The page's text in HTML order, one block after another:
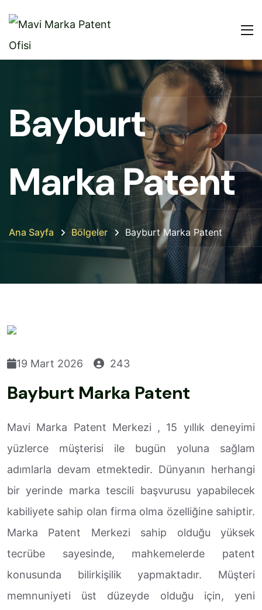
Bayburt
Marka Patent
Ana Sayfa Bölgeler Bayburt Marka Patent
19 Mart 2026 243
Bayburt Marka Patent
Mavi Marka Patent Merkezi , 15 yıllık deneyimi
yüzlerce müşterisi ile bugün yoluna sağlam
adımlarla devam etmektedir. Dünyanın herhangi
bir yerinde marka tescili başvurusu yapabilecek
kabiliyete sahip olan firma olma özelliğine sahiptir.
Marka Patent Merkezi sahip olduğu yüksek
tecrübe sayesinde, mahkemelerde patent
konusunda bilirkişilik yapmaktadır. Müşteri
memnuniyeti üst düzeyde olduğu için, yeni